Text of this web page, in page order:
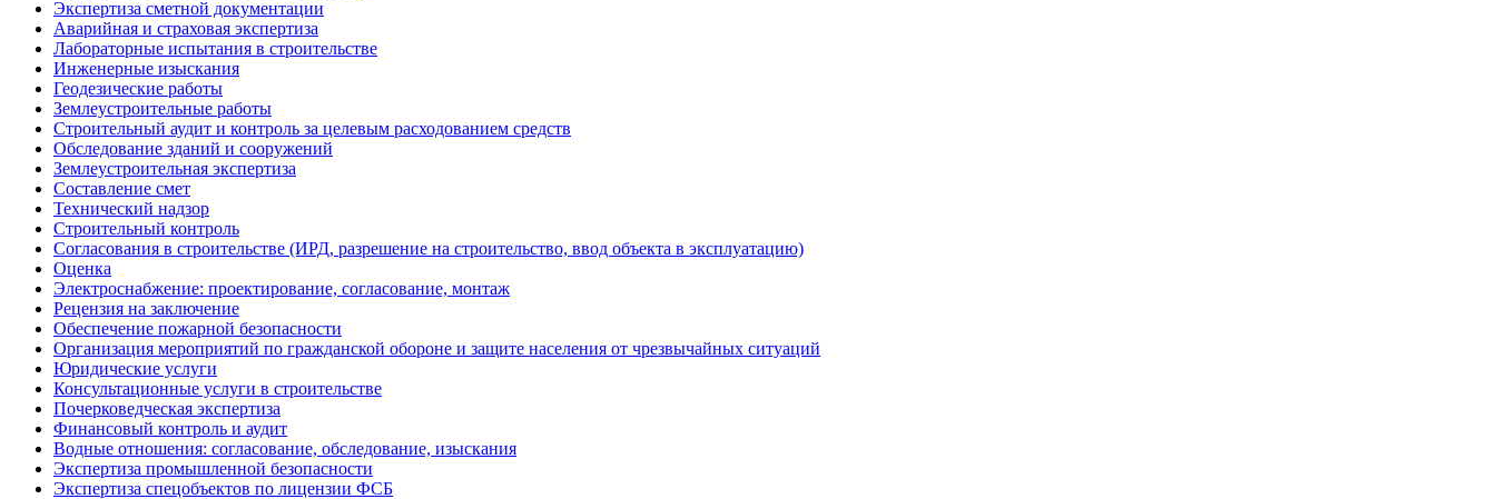
Экспертиза сметной документации
Аварийная и страховая экспертиза
Лабораторные испытания в строительстве
Инженерные изыскания
Геодезические работы
Землеустроительные работы
Строительный аудит и контроль за целевым расходованием средств
Обследование зданий и сооружений
Землеустроительная экспертиза
Составление смет
Технический надзор
Строительный контроль
Согласования в строительстве (ИРД, разрешение на строительство, ввод объекта в эксплуатацию)
Оценка
Электроснабжение: проектирование, согласование, монтаж
Рецензия на заключение
Обеспечение пожарной безопасности
Организация мероприятий по гражданской обороне и защите населения от чрезвычайных ситуаций
Юридические услуги
Консультационные услуги в строительстве
Почерковедческая экспертиза
Финансовый контроль и аудит
Водные отношения: согласование, обследование, изыскания
Экспертиза промышленной безопасности
Экспертиза спецобъектов по лицензии ФСБ